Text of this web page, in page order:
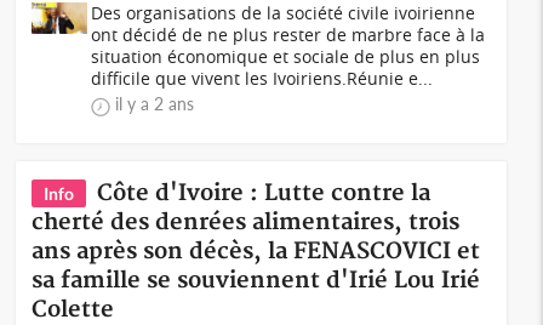
Des organisations de la société civile ivoirienne
ont décidé de ne plus rester de marbre face à la
situation économique et sociale de plus en plus
difficile que vivent les Ivoiriens.Réunie e...
il y a 2 ans
Info
Côte d'Ivoire : Lutte contre la
cherté des denrées alimentaires, trois
ans après son décès, la FENASCOVICI et
sa famille se souviennent d'Irié Lou Irié
Colette